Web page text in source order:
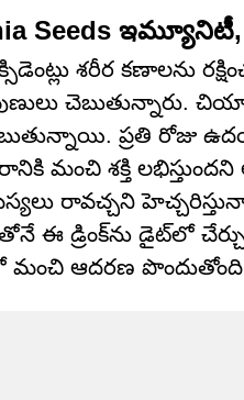
Seeds
శరీర కణాలను
చెబుతున్నారు.
ప్రతి రోజు
మంచి శక్తి
రావచ్చని
ఈ డ్రింక్‌ను డైట్‌లో
మంచి ఆదరణ